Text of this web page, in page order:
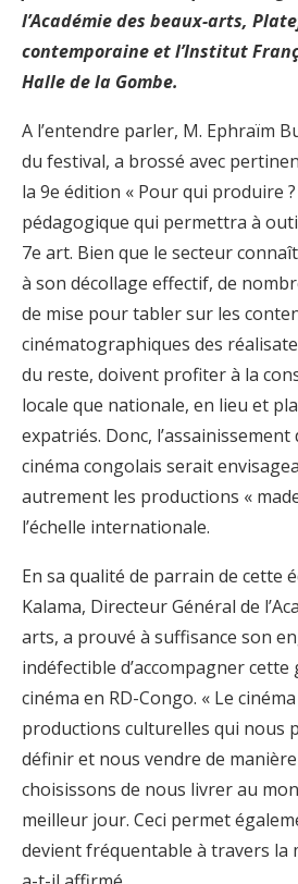
l’Académie des beaux-arts,
contemporaine et l’Institut
Halle de la Gombe.
A l’entendre parler, M. Ephraïm
du festival, a brossé avec
la 9e édition « Pour qui produire ?
pédagogique qui permettra à
7e art. Bien que le secteur
à son décollage effectif, de
de mise pour tabler sur les
cinématographiques des
du reste, doivent profiter à la
locale que nationale, en lieu et
expatriés. Donc,
cinéma congolais serait
autrement les productions «
l’échelle internationale.
En sa qualité de parrain de cette
Kalama, Directeur Général de
arts, a prouvé à suffisance son
indéfectible d’accompagner
cinéma en RD-Congo. « Le
productions culturelles qui nous
définir et nous vendre de
choisissons de nous livrer au
meilleur jour. Ceci permet
devient fréquentable à travers la